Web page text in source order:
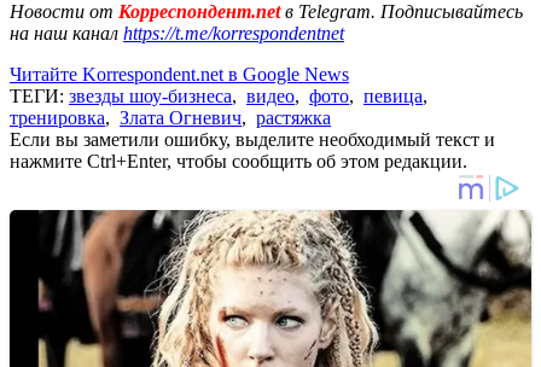
Новости от Корреспондент.netв Telegram. Подписывайтесь
на наш канал https://t.me/korrespondentnet
Читайте Korrespondent.net в Google News
ТЕГИ: звезды шоу-бизнеса, видео, фото, певица,
тренировка, Злата Огневич, растяжка
Если вы заметили ошибку, выделите необходимый текст и
нажмите Ctrl+Enter, чтобы сообщить об этом редакции.